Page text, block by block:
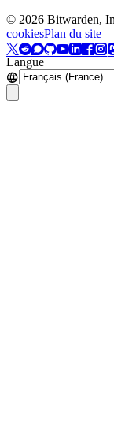
© 2026 Bitwarden,
cookiesPlan du site
Langue